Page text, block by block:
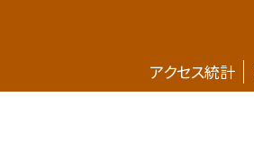
アクセス統計